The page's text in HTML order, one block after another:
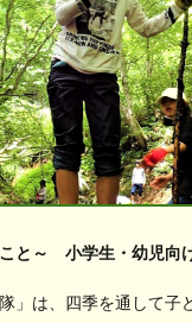
と～ 小学生・幼児向
」は、四季を通して子